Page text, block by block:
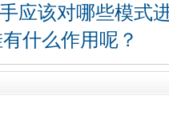
应该对哪些模式
什么作用呢？